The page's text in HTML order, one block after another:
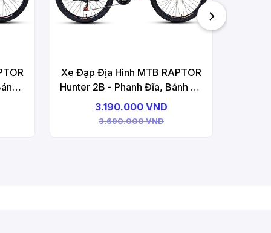
Xe Đạp Địa Hình MTB RAPTOR
Hunter 2B - Phanh Đĩa, Bánh 26
Inches
3.190.000 VND
3.690.000 VND